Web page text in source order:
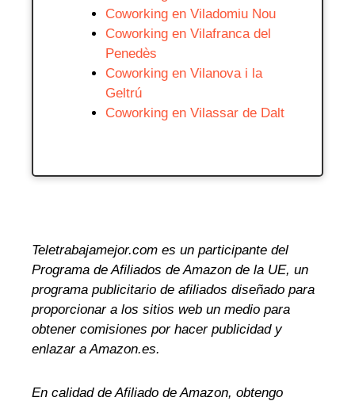
Coworking en Viladomiu Nou
Coworking en Vilafranca del
Penedès
Coworking en Vilanova i la
Geltrú
Coworking en Vilassar de Dalt
Teletrabajamejor.com es un participante del
Programa de Afiliados de Amazon de la UE, un
programa publicitario de afiliados diseñado para
proporcionar a los sitios web un medio para
obtener comisiones por hacer publicidad y
enlazar a Amazon.es.
En calidad de Afiliado de Amazon, obtengo